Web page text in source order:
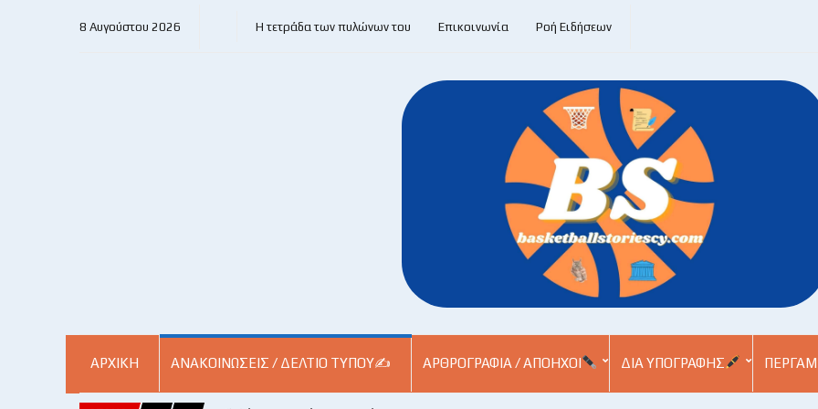
8 Αυγούστου 2026 Η τετράδα των πυλώνων του Επικοινωνία Ροή Ειδήσεων
ΑΡΧΙΚΗ ΑΝΑΚΟΙΝΏΣΕΙΣ / ΔΕΛΤΊΟ ΤΎΠΟΥ✍ ΑΡΘΡΟΓΡΑΦΊΑ / ΑΠΌΗΧΟΙ ΔΙΑ ΥΠΟΓΡΑΦΉΣ